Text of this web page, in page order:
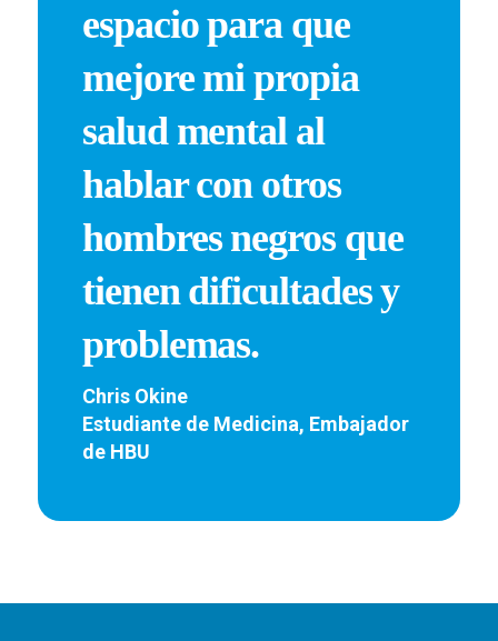
espacio para que
mejore mi propia
salud mental al
hablar con otros
hombres negros que
tienen dificultades y
problemas.
Chris Okine
Estudiante de Medicina, Embajador
de HBU